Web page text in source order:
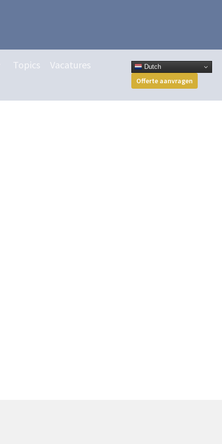
Topics Vacatures Dutch
Offerte aanvragen